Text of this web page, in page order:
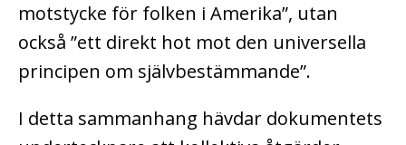
motstycke för folken i Amerika”, utan
också ”ett direkt hot mot den universella
principen om självbestämmande”.
I detta sammanhang hävdar dokumentets